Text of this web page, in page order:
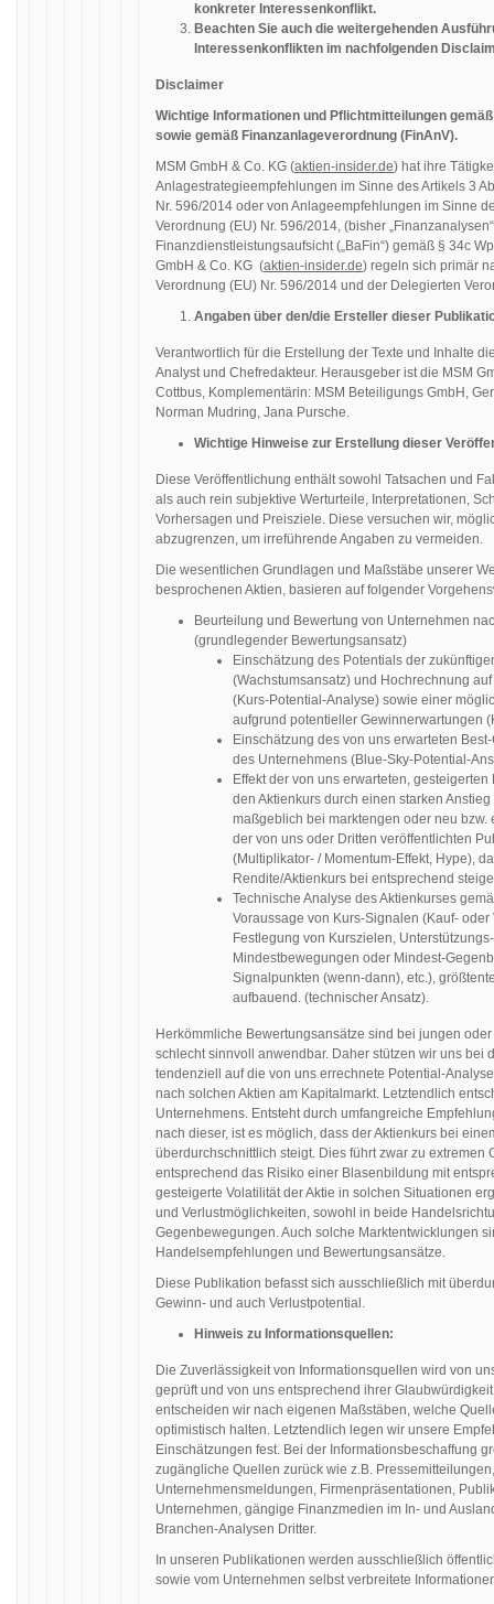
konkreter Interessenkonflikt.
Beachten Sie auch die weitergehenden
Interessenkonflikten im nachfolgenden
Disclaimer
Wichtige Informationen und Pflichtmitteilungen
sowie gemäß Finanzanlageverordnung (FinAnV).
MSM GmbH & Co. KG (aktien-insider.de) hat ihre
Anlagestrategieempfehlungen im Sinne des Artikels 3
Nr. 596/2014 oder von Anlageempfehlungen im Sinne
Verordnung (EU) Nr. 596/2014, (bisher
Finanzdienstleistungsaufsicht („BaFin“) gemäß § 34c
GmbH & Co. KG (aktien-insider.de) regeln sich primär
Verordnung (EU) Nr. 596/2014 und der Delegierten
Angaben über den/die Ersteller dieser
Verantwortlich für die Erstellung der Texte und Inhalte
Analyst und Chefredakteur. Herausgeber ist die MSM
Cottbus, Komplementärin: MSM Beteiligungs GmbH,
Norman Mudring, Jana Pursche.
Wichtige Hinweise zur Erstellung dieser
Diese Veröffentlichung enthält sowohl Tatsachen und
als auch rein subjektive Werturteile, Interpretationen,
Vorhersagen und Preisziele. Diese versuchen wir,
abzugrenzen, um irreführende Angaben zu vermeiden.
Die wesentlichen Grundlagen und Maßstäbe unserer
besprochenen Aktien, basieren auf folgender
Beurteilung und Bewertung von Unternehmen
(grundlegender Bewertungsansatz)
Einschätzung des Potentials der
(Wachstumsansatz) und Hochrechnung
(Kurs-Potential-Analyse) sowie einer
aufgrund potentieller Gewinnerwartungen
Einschätzung des von uns erwarteten
des Unternehmens (Blue-Sky-Potential-
Effekt der von uns erwarteten,
den Aktienkurs durch einen starken
maßgeblich bei marktengen oder neu
der von uns oder Dritten veröffentlichten
(Multiplikator- / Momentum-Effekt, Hype),
Rendite/Aktienkurs bei entsprechend
Technische Analyse des Aktienkurses
Voraussage von Kurs-Signalen (Kauf-
Festlegung von Kurszielen,
Mindestbewegungen oder Mindest-
Signalpunkten (wenn-dann), etc.),
aufbauend. (technischer Ansatz).
Herkömmliche Bewertungsansätze sind bei jungen
schlecht sinnvoll anwendbar. Daher stützen wir uns bei
tendenziell auf die von uns errechnete Potential-
nach solchen Aktien am Kapitalmarkt. Letztendlich
Unternehmens. Entsteht durch umfangreiche
nach dieser, ist es möglich, dass der Aktienkurs bei
überdurchschnittlich steigt. Dies führt zwar zu extremen
entsprechend das Risiko einer Blasenbildung mit
gesteigerte Volatilität der Aktie in solchen Situationen
und Verlustmöglichkeiten, sowohl in beide
Gegenbewegungen. Auch solche Marktentwicklungen
Handelsempfehlungen und Bewertungsansätze.
Diese Publikation befasst sich ausschließlich mit
Gewinn- und auch Verlustpotential.
Hinweis zu Informationsquellen:
Die Zuverlässigkeit von Informationsquellen wird von
geprüft und von uns entsprechend ihrer
entscheiden wir nach eigenen Maßstäben, welche
optimistisch halten. Letztendlich legen wir unsere
Einschätzungen fest. Bei der Informationsbeschaffung
zugängliche Quellen zurück wie z.B.
Unternehmensmeldungen, Firmenpräsentationen,
Unternehmen, gängige Finanzmedien im In- und
Branchen-Analysen Dritter.
In unseren Publikationen werden ausschließlich
sowie vom Unternehmen selbst verbreitete